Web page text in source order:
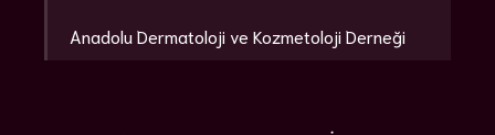
Anadolu Dermatoloji ve Kozmetoloji Derneği